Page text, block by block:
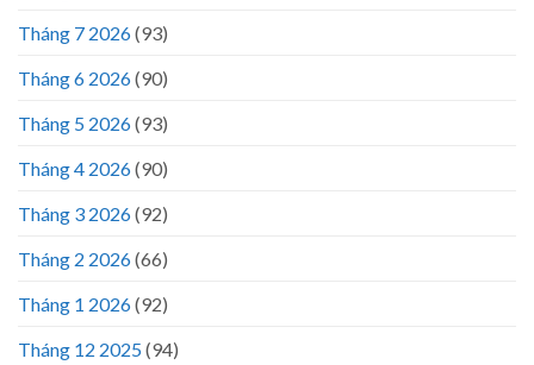
Tháng 7 2026(93)
Tháng 6 2026(90)
Tháng 5 2026(93)
Tháng 4 2026(90)
Tháng 3 2026(92)
Tháng 2 2026(66)
Tháng 1 2026(92)
Tháng 12 2025(94)